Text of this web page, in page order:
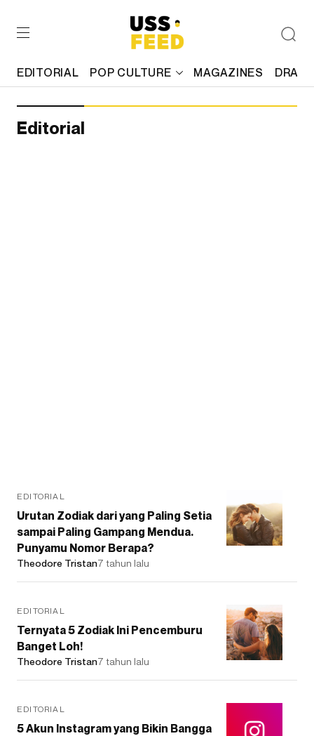
EDITORIAL POP CULTURE MAGAZINES
Editorial
EDITORIAL
Urutan Zodiak dari yang Paling Setia
sampai Paling Gampang Mendua.
Punyamu Nomor Berapa?
Theodore Tristan7 tahun lalu
EDITORIAL
Ternyata 5 Zodiak Ini Pencemburu
Banget Loh!
Theodore Tristan7 tahun lalu
EDITORIAL
5 Akun Instagram yang Bikin Bangga